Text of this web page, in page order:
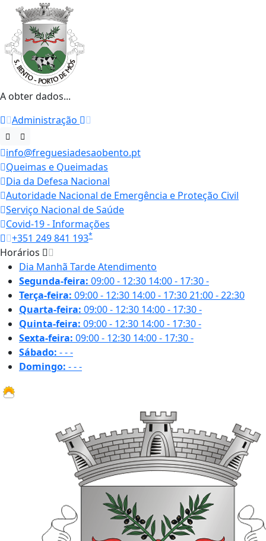
A obter dados...
Administração
info@freguesiadesaobento.pt
Queimas e Queimadas
Dia da Defesa Nacional
Autoridade Nacional de Emergência e Proteção Civil
Serviço Nacional de Saúde
Covid-19 - Informações
+351 249 841 193*
Horários
Dia Manhã TardeAtendimento
Segunda-feira: 09:00 - 12:30 14:00 - 17:30-
Terça-feira: 09:00 - 12:30 14:00 - 17:3021:00 - 22:30
Quarta-feira: 09:00 - 12:30 14:00 - 17:30-
Quinta-feira: 09:00 - 12:30 14:00 - 17:30-
Sexta-feira: 09:00 - 12:30 14:00 - 17:30-
Sábado: ---
Domingo: ---